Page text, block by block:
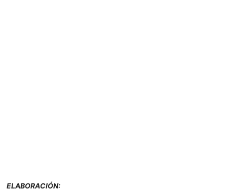
ELABORACIÓN: